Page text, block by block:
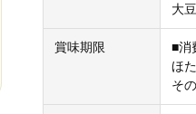
大
賞味期限
■消
ほ
そ